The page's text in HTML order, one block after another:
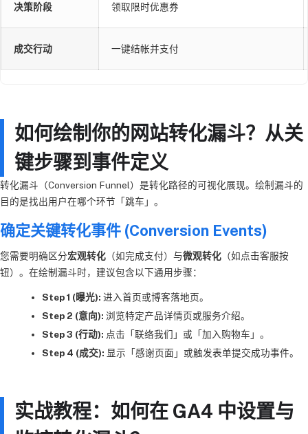
决策阶段 领取限时优惠券
成交行动 一键结帐并支付
如何绘制你的网站转化漏斗？从关
键步骤到事件定义
转化漏斗（Conversion Funnel）是转化路径的可视化展现。绘制漏斗的
目的是找出用户在哪个环节「跳车」。
确定关键转化事件 (Conversion Events)
您需要明确区分宏观转化 （如完成支付）与微观转化 （如点击客服按
钮）。在绘制漏斗时，建议包含以下通用步骤：
Step 1 (曝光): 进入首页或博客落地页。
Step 2 (意向): 浏览特定产品详情页或服务介绍。
Step 3 (行动): 点击「联络我们」或「加入购物车」。
Step 4 (成交): 显示「感谢页面」或触发表单提交成功事件。
实战教程：如何在 GA4 中设置与